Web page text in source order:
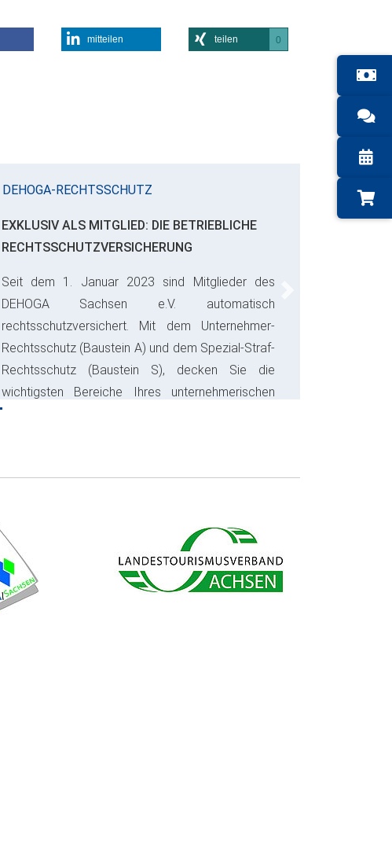
mitteilen teilen 0
DEHOGA-RECHTSSCHUTZ
EXKLUSIV ALS MITGLIED: DIE BETRIEBLICHE
RECHTSSCHUTZVERSICHERUNG
Seit dem 1. Januar 2023 sind Mitglieder des
DEHOGA Sachsen e.V. automatisch
rechtsschutzversichert. Mit dem Unternehmer-
Rechtsschutz (Baustein A) und dem Spezial-Straf-
Rechtsschutz (Baustein S), decken Sie die
wichtigsten Bereiche Ihres unternehmerischen
Risikos ab und sparen bares Geld.